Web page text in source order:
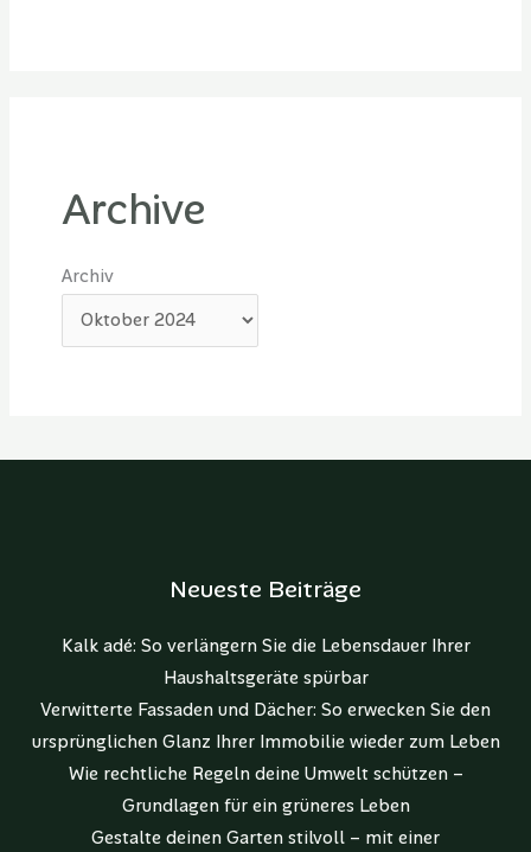
Archive
Archiv
Neueste Beiträge
Kalk adé: So verlängern Sie die Lebensdauer Ihrer
Haushaltsgeräte spürbar
Verwitterte Fassaden und Dächer: So erwecken Sie den
ursprünglichen Glanz Ihrer Immobilie wieder zum Leben
Wie rechtliche Regeln deine Umwelt schützen –
Grundlagen für ein grüneres Leben
Gestalte deinen Garten stilvoll – mit einer